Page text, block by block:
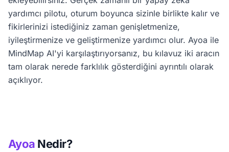
yardımcı pilotu, oturum boyunca sizinle birlikte kalır ve
fikirlerinizi istediğiniz zaman genişletmenize,
iyileştirmenize ve geliştirmenize yardımcı olur. Ayoa ile
MindMap AI'yi karşılaştırıyorsanız, bu kılavuz iki aracın
tam olarak nerede farklılık gösterdiğini ayrıntılı olarak
açıklıyor.
Ayoa Nedir?